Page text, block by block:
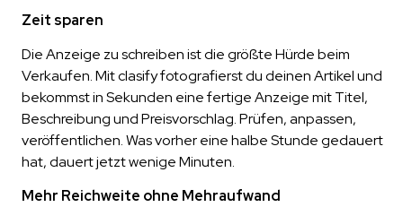
Zeit sparen
Die Anzeige zu schreiben ist die größte Hürde beim
Verkaufen. Mit clasify fotografierst du deinen Artikel und
bekommst in Sekunden eine fertige Anzeige mit Titel,
Beschreibung und Preisvorschlag. Prüfen, anpassen,
veröffentlichen. Was vorher eine halbe Stunde gedauert
hat, dauert jetzt wenige Minuten.
Mehr Reichweite ohne Mehraufwand